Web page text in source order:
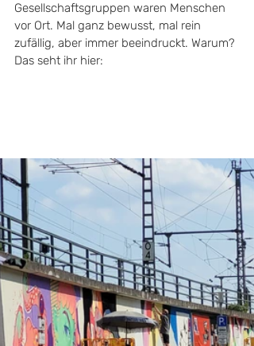
Gesellschaftsgruppen waren Menschen
vor Ort. Mal ganz bewusst, mal rein
zufällig, aber immer beeindruckt. Warum?
Das seht ihr hier: